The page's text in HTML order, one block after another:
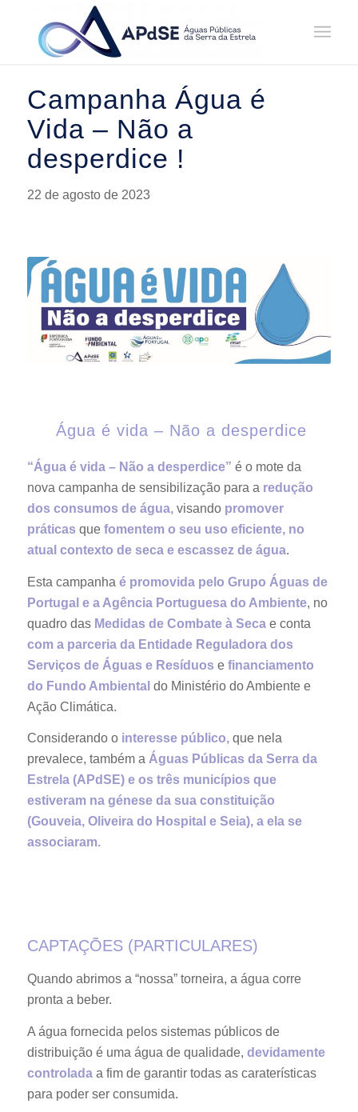
Home / Notícias Notícias
Campanha Água é
Vida – Não a
desperdice !
22 de agosto de 2023
Água é vida – Não a desperdice
“Água é vida – Não a desperdice” é o mote da
nova campanha de sensibilização para a redução
dos consumos de água,visando promover
práticas que fomentem o seu uso eficiente, no
atual contexto de seca e escassez de água.
Esta campanha é promovida pelo Grupo Águas de
Portugal e a Agência Portuguesa do Ambiente, no
quadro das Medidas de Combate à Secae conta
com a parceria da Entidade Reguladora dos
Serviços de Águas e Resíduos e financiamento
do Fundo Ambiental do Ministério do Ambiente e
Ação Climática.
Considerando o interesse público,que nela
prevalece, também a Águas Públicas da Serra da
Estrela (APdSE) e os três municípios que
estiveram na génese da sua constituição
(Gouveia, Oliveira do Hospital e Seia), a ela se
associaram.
CAPTAÇÕES (PARTICULARES)
Quando abrimos a “nossa” torneira, a água corre
pronta a beber.
A água fornecida pelos sistemas públicos de
distribuição é uma água de qualidade, devidamente
controladaa fim de garantir todas as caraterísticas
para poder ser consumida.